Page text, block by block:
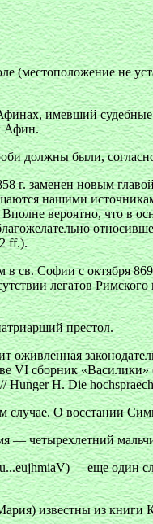
(местоположение не
имевший судебные
Афин.
должны были,
г. заменен новым
нашими
вероятно, что в
ff.).
св. Софии с октября
легатов
престол.
VI сборник
Hunger H. Die
случае. О восстании
— четырехлетний
)—еще один
известны из книги